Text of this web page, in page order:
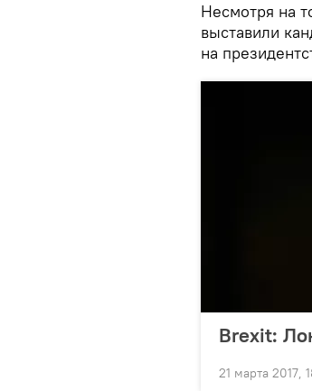
Несмотря на
выставили
на
Brexit:
21 марта 2017,